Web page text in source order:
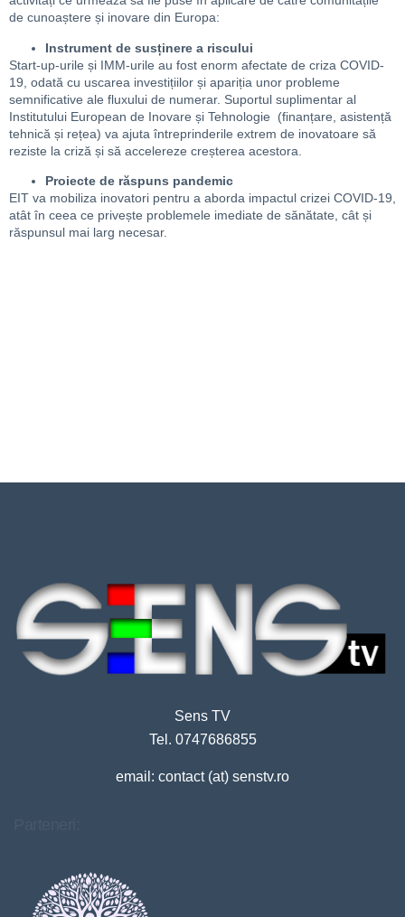
de cunoaștere și inovare din Europa:
Instrument de susținere a riscului
Start-up-urile și IMM-urile au fost enorm afectate de criza COVID-
19, odată cu uscarea investițiilor și apariția unor probleme
semnificative ale fluxului de numerar. Suportul suplimentar al
Institutului European de Inovare și Tehnologie (finanțare, asistență
tehnică și rețea) va ajuta întreprinderile extrem de inovatoare să
reziste la criză și să accelereze creșterea acestora.
Proiecte de răspuns pandemic
EIT va mobiliza inovatori pentru a aborda impactul crizei COVID-19,
atât în ​​ceea ce privește problemele imediate de sănătate, cât și
răspunsul mai larg necesar.
Sens TV
Tel. 0747686855
email: contact (at) senstv.ro